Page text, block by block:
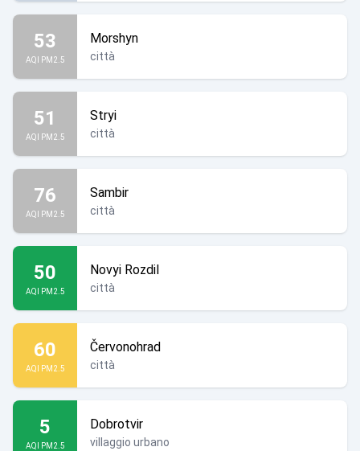
53
AQI PM2.5
Morshyn
città
51
AQI PM2.5
Stryi
città
76
AQI PM2.5
Sambir
città
50
AQI PM2.5
Novyi Rozdil
città
60
AQI PM2.5
Červonohrad
città
5
AQI PM2.5
Dobrotvir
villaggio urbano